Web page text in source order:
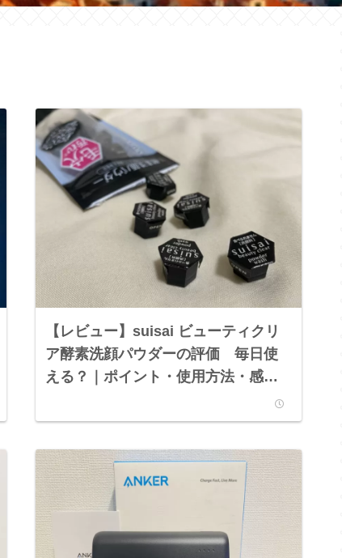
【レビュー】suisai ビューティクリ
ア酵素洗顔パウダーの評価 毎日使
える？｜ポイント・使用方法・感
ト・購入場所などをご紹介！